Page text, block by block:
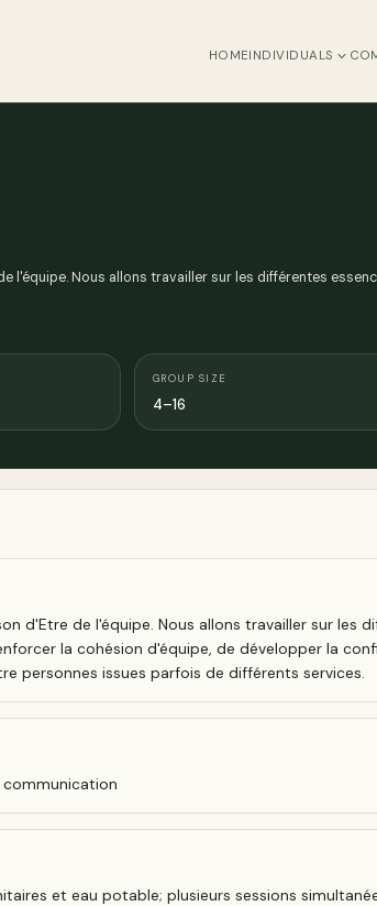
HOMEINDIVIDUALS
l'équipe. Nous allons travailler sur les différentes
GROUP SIZE
4–16
d'Etre de l'équipe. Nous allons travailler sur les
la cohésion d'équipe, de développer la
personnes issues parfois de différents services.
communication
et eau potable; plusieurs sessions